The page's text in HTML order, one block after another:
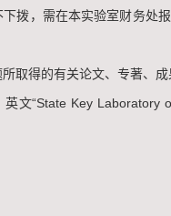
，需在本实验室财务处报
得的有关论文、专著、成
文“State Key Laboratory